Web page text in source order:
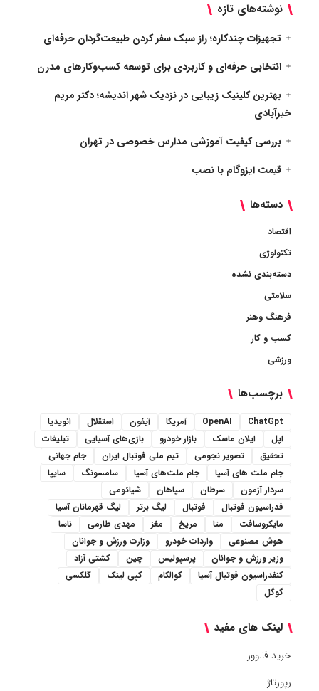
نوشته‌های تازه
تجهیزات چندکاره؛ راز سبک سفر کردن طبیعت‌گردان حرفه‌ای
انتخابی حرفه‌ای و کاربردی برای توسعه کسب‌وکارهای مدرن
بهترین کلینیک زیبایی در نزدیک شهر اندیشه؛ دکتر مریم
خیرآبادی
بررسی کیفیت آموزشی مدارس خصوصی در تهران
قیمت ایزوگام با نصب
دسته‌ها
اقتصاد
تکنولوژی
دسته‌بندی نشده
سلامتی
فرهنگ وهنر
کسب و کار
ورزشی
برچسب‌ها
ChatGpt
OpenAI آمریکا آیفون استقلال
انویدیا
اپل
ایلان ماسک بازار خودرو بازی‌های آسیایی
تبلیغات
تحقیق
تصویر نجومی تیم ملی فوتبال ایران
جام جهانی
جام ملت های آسیا
جام ملت‌های آسیا سامسونگ
سایپا
سردار آزمون
سرطان سپاهان
شیائومی
فدراسیون فوتبال
فوتبال لیگ برتر
لیگ قهرمانان آسیا
مایکروسافت
متا مریخ مغز مهدی طارمی
ناسا
هوش مصنوعی
واردات خودرو
وزارت ورزش و جوانان
وزیر ورزش و جوانان
پرسپولیس چین
کشتی آزاد
کنفدراسیون فوتبال آسیا
کوالکام کپی لینک
گلکسی
گوگل
لینک های مفید
خرید فالوور
رپورتاژ